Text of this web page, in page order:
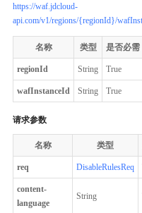
https://waf.jdcloud-
api.com/v1/regions/{regionId}/
名称 类型 是否必需
regionId String True
wafInstanceId String True
请求参数
名称 类型
req DisableRulesReq
content-
language
String